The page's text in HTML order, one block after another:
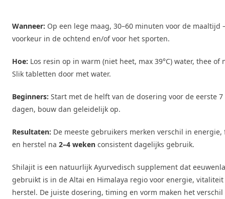
Wanneer: Op een lege maag, 30–60 minuten voor de
voorkeur in de ochtend en/of voor het sporten.
Hoe: Los resin op in warm (niet heet, max 39°C) water, thee of
Slik tabletten door met water.
Beginners: Start met de helft van de dosering voor de eerste 7
dagen, bouw dan geleidelijk op.
Resultaten: De meeste gebruikers merken verschil in energie,
en herstel na 2–4 weken consistent dagelijks gebruik.
Shilajit is een natuurlijk Ayurvedisch supplement dat
gebruikt is in de Altai en Himalaya regio voor energie, vitaliteit
herstel. De juiste dosering, timing en vorm maken het verschil